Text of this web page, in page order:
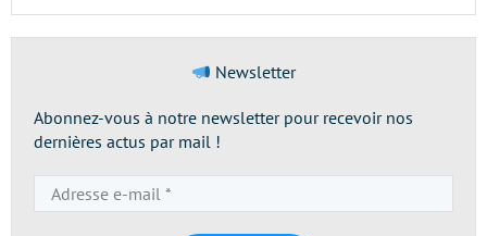
Newsletter
Abonnez-vous à notre newsletter pour recevoir nos
dernières actus par mail !
e-